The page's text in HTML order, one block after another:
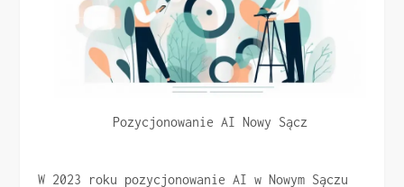
Pozycjonowanie AI Nowy Sącz
W 2023 roku pozycjonowanie AI w Nowym Sączu